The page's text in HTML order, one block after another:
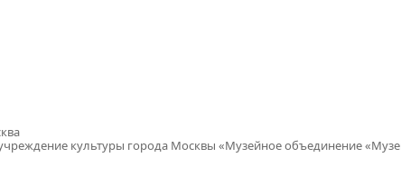
культуры города Москвы «Музейное объединение